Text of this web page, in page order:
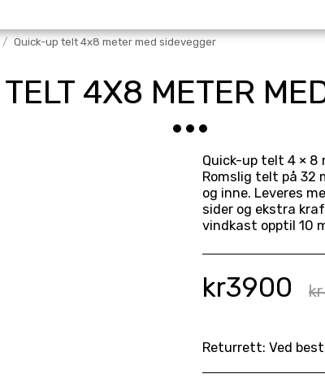
Quick-up telt 4x8 meter med sidevegger
4X8 METER
Quick-up telt 4 × 8
Romslig telt på 32
og inne. Leveres
sider og ekstra
vindkast opptil 10
kr3900 kr
Returrett: Ved bestilling bekrefter leietaker å ha lest og